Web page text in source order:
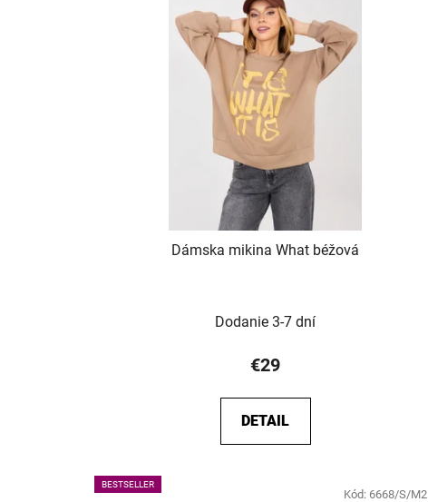
Dámska mikina What béžová
Dodanie 3-7 dní
€29
DETAIL
BESTSELLER
Kód: 6668/S/M2